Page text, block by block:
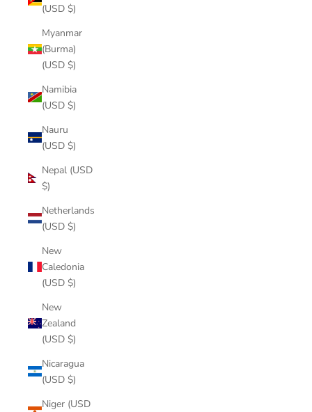
(USD $)
Myanmar
(Burma)
(USD $)
Namibia
(USD $)
Nauru
(USD $)
Nepal (USD
$)
Netherlands
(USD $)
New
Caledonia
(USD $)
New
Zealand
(USD $)
Nicaragua
(USD $)
Niger (USD